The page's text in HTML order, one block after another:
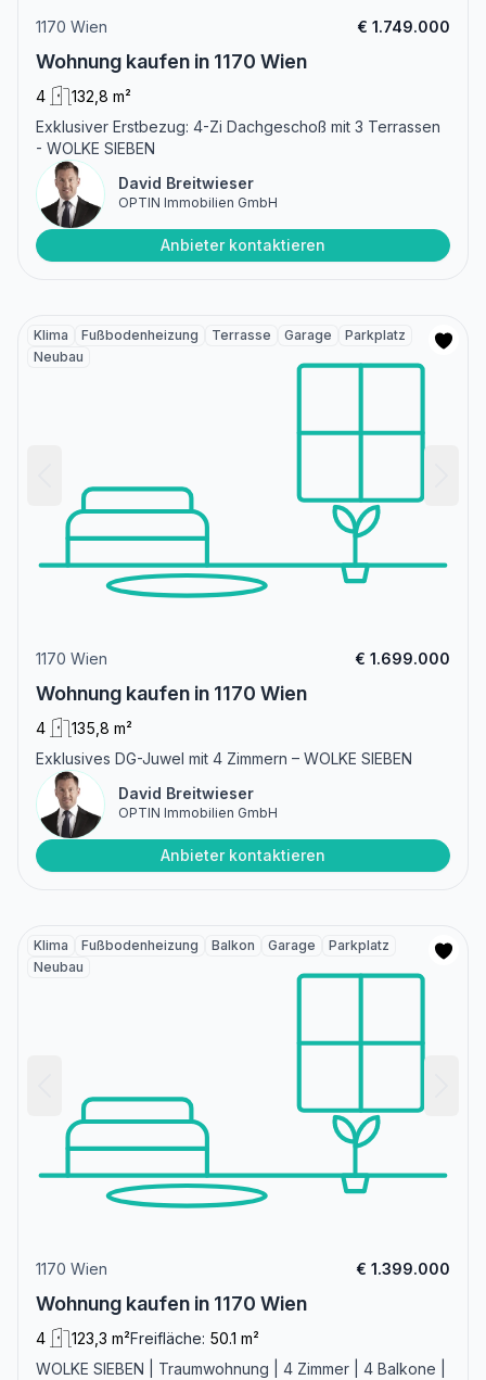
1170 Wien € 1.749.000
Wohnung kaufen in 1170 Wien
4
132,8 m²
Exklusiver Erstbezug: 4-Zi Dachgeschoß mit 3 Terrassen
- WOLKE SIEBEN
David Breitwieser
OPTIN Immobilien GmbH
Anbieter kontaktieren
Klima Fußbodenheizung Terrasse Garage
Parkplatz
Neubau
1170 Wien € 1.699.000
Wohnung kaufen in 1170 Wien
4
135,8 m²
Exklusives DG-Juwel mit 4 Zimmern – WOLKE SIEBEN
David Breitwieser
OPTIN Immobilien GmbH
Anbieter kontaktieren
Klima Fußbodenheizung Balkon Garage
Parkplatz
Neubau
1170 Wien € 1.399.000
Wohnung kaufen in 1170 Wien
4 123,3 m²Freifläche: 50.1 m²
WOLKE SIEBEN | Traumwohnung | 4 Zimmer | 4 Balkone |